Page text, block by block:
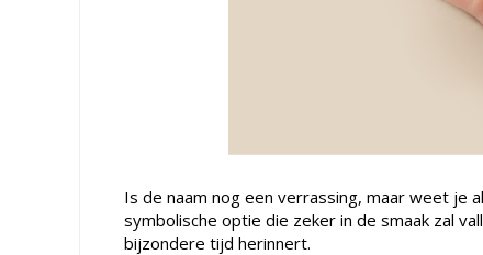
Is de naam nog een verrassing, maar weet je
symbolische optie die zeker in de smaak zal
bijzondere tijd herinnert.